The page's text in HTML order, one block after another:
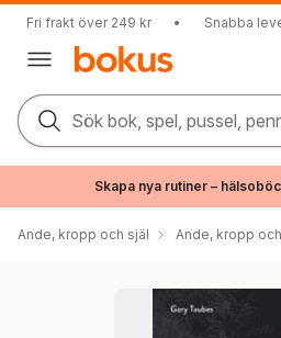
Fri frakt över 249 kr • Snabba
Sök bok, spel, pussel,
Skapa nya rutiner –
Ande, kropp och själ Ande, kropp